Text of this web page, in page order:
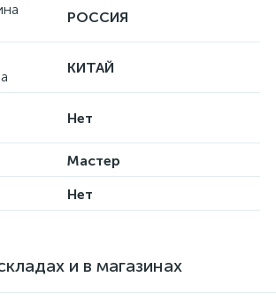
РОССИЯ
КИТАЙ
Нет
Мастер
Нет
и в магазинах